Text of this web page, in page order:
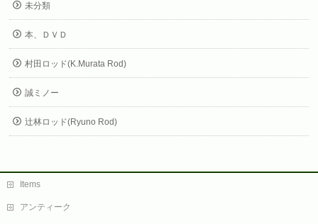
未分類
本、ＤＶＤ
村田ロッド(K.Murata Rod)
誠ミノー
辻林ロッド(Ryuno Rod)
Items
アンティーク